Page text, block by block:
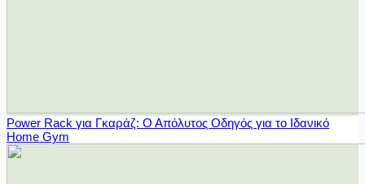
Power Rack για Γκαράζ: Ο Απόλυτος Οδηγός για το Ιδανικό
Home Gym